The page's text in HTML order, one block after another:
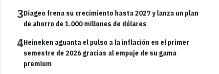
3Diageo frena su crecimiento hasta 2027 y lanza un plan
de ahorro de 1.000 millones de dólares
4Heineken aguanta el pulso a la inflación en el primer
semestre de 2026 gracias al empuje de su gama
premium